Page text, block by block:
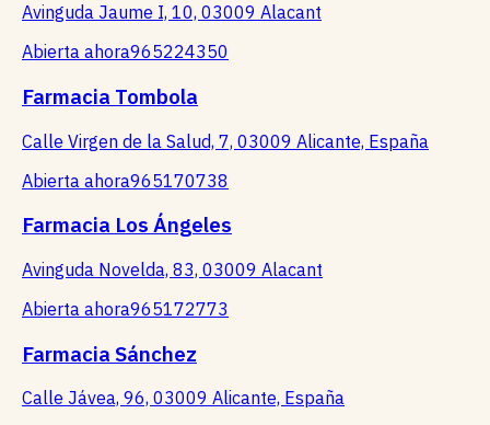
Avinguda Jaume I, 10, 03009 Alacant
Abierta ahora965224350
Farmacia Tombola
Calle Virgen de la Salud, 7, 03009 Alicante, España
Abierta ahora965170738
Farmacia Los Ángeles
Avinguda Novelda, 83, 03009 Alacant
Abierta ahora965172773
Farmacia Sánchez
Calle Jávea, 96, 03009 Alicante, España